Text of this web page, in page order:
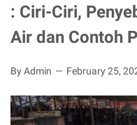
: Ciri-Ciri,
Air dan Contoh
By Admin February 25,